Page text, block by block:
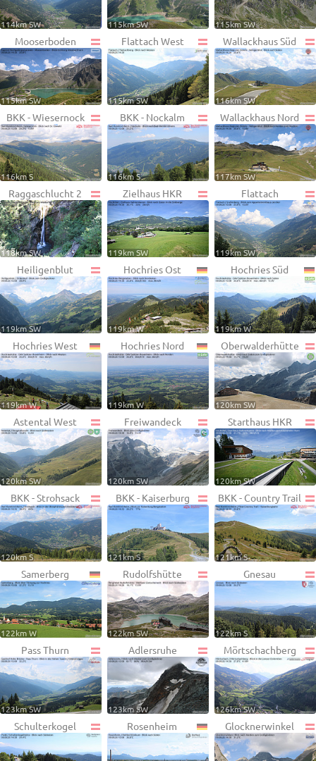
114km SW 115km SW 115km SW
Mooserboden
115km SW
Flattach West
115km SW
Wallackhaus Süd
116km SW
BKK - Wiesernock
116km S
BKK - Nockalm
116km S
Wallackhaus Nord
117km SW
Raggaschlucht 2
118km SW
Zielhaus HKR
119km SW
Flattach
119km SW
Heiligenblut
119km SW
Hochries Ost
119km W
Hochries Süd
119km W
Hochries West
119km W
Hochries Nord
119km W
Oberwalderhütte
120km SW
Astental West
120km SW
Freiwandeck
120km SW
Starthaus HKR
120km SW
BKK - Strohsack
120km S
BKK - Kaiserburg
121km S
BKK - Country Trail
121km S
Samerberg
122km W
Rudolfshütte
122km SW
Gnesau
122km S
Pass Thurn
123km SW
Adlersruhe
123km SW
Mörtschachberg
126km SW
Schulterkogel Rosenheim Glocknerwinkel